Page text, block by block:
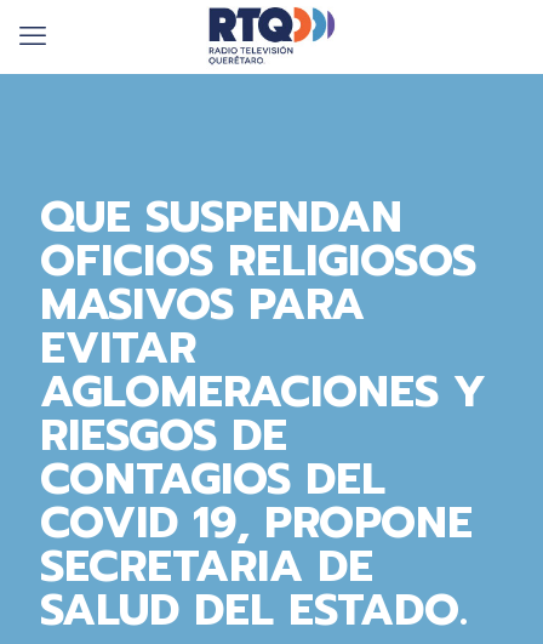
QUE SUSPENDAN
OFICIOS RELIGIOSOS
MASIVOS PARA
EVITAR
AGLOMERACIONES Y
RIESGOS DE
CONTAGIOS DEL
COVID 19, PROPONE
SECRETARIA DE
SALUD DEL ESTADO.